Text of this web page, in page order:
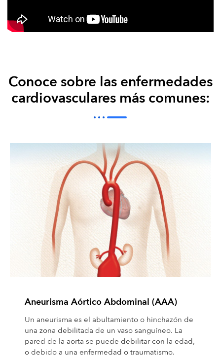
Conoce sobre las enfermedades
cardiovasculares más comunes:
Aneurisma Aórtico Abdominal (AAA)
Un aneurisma es el abultamiento o hinchazón de
una zona debilitada de un vaso sanguíneo. La
pared de la aorta se puede debilitar con la edad,
o debido a una enfermedad o traumatismo.